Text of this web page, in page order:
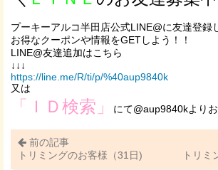
プーキーアルコ半田店公式LINE@に友達登録
お得なクーポンや情報をGETしよう！！
LINE@友達追加はこちら
↓↓↓
https://line.me/R/ti/p/%40aup9840k
又は
「ＩＤ検索」 にて@aup9840kより
前の記事
トリミングのお客様（31日)
トリミ